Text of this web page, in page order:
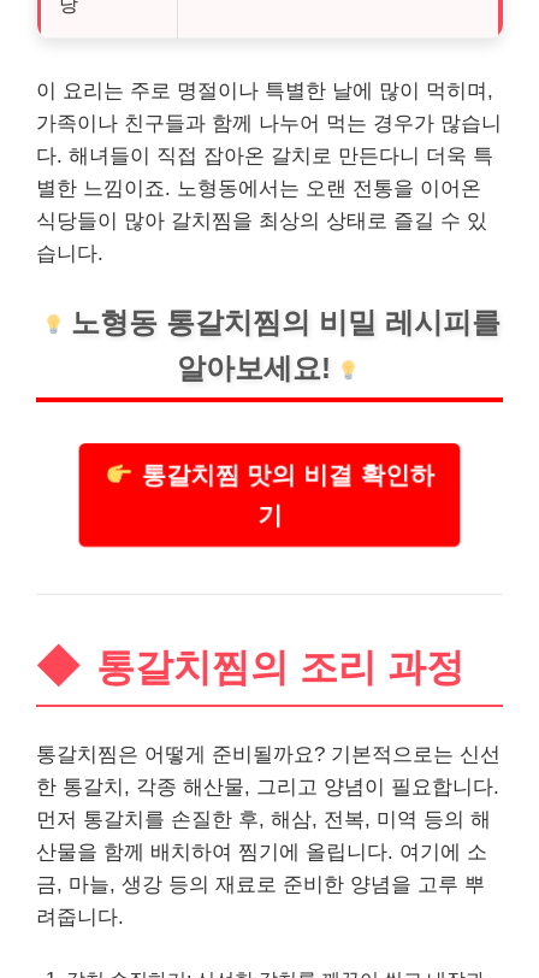
이 요리는 주로 명절이나 특별한 날에 많이 먹히며,
가족이나 친구들과 함께 나누어 먹는 경우가 많습니
다. 해녀들이 직접 잡아온 갈치로 만든다니 더욱 특
별한 느낌이죠. 노형동에서는 오랜 전통을 이어온
식당들이 많아 갈치찜을 최상의 상태로 즐길 수 있
습니다.
노형동 통갈치찜의 비밀 레시피를
알아보세요!
통갈치찜 맛의 비결 확인하
기
통갈치찜의 조리 과정
통갈치찜은 어떻게 준비될까요? 기본적으로는 신선
한 통갈치, 각종 해산물, 그리고 양념이 필요합니다.
먼저 통갈치를 손질한 후, 해삼, 전복, 미역 등의 해
산물을 함께 배치하여 찜기에 올립니다. 여기에 소
금, 마늘, 생강 등의 재료로 준비한 양념을 고루 뿌
려줍니다.